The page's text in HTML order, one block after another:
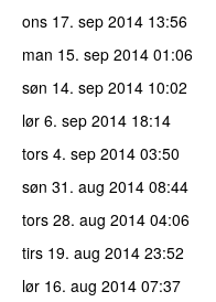
ons 17. sep 2014 13:56
man 15. sep 2014 01:06
søn 14. sep 2014 10:02
lør 6. sep 2014 18:14
tors 4. sep 2014 03:50
søn 31. aug 2014 08:44
tors 28. aug 2014 04:06
tirs 19. aug 2014 23:52
lør 16. aug 2014 07:37